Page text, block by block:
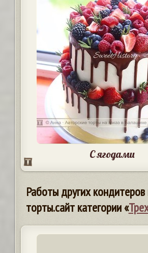
С ягодами
Работы других кондитеров
торты.сайт категории «